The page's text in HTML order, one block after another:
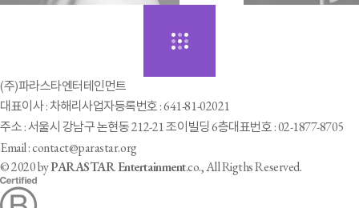
(주)파라스타엔터테인먼트
대표이사 : 차해리사업자등록번호 : 641-81-02021
주소 : 서울시 강남구 논현동 212-21 조이빌딩 6층대표번호 : 02-1877-8705
Email : contact@parastar.org
© 2020 byPARASTAR Entertainment.co., All Rigths Reserved.